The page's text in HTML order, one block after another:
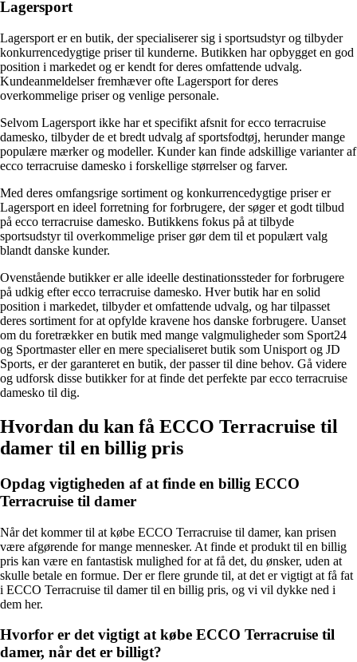
Lagersport
Lagersport er en butik, der specialiserer sig i sportsudstyr og tilbyder
konkurrencedygtige priser til kunderne. Butikken har opbygget en god
position i markedet og er kendt for deres omfattende udvalg.
Kundeanmeldelser fremhæver ofte Lagersport for deres
overkommelige priser og venlige personale.
Selvom Lagersport ikke har et specifikt afsnit for ecco terracruise
damesko, tilbyder de et bredt udvalg af sportsfodtøj, herunder mange
populære mærker og modeller. Kunder kan finde adskillige varianter af
ecco terracruise damesko i forskellige størrelser og farver.
Med deres omfangsrige sortiment og konkurrencedygtige priser er
Lagersport en ideel forretning for forbrugere, der søger et godt tilbud
på ecco terracruise damesko. Butikkens fokus på at tilbyde
sportsudstyr til overkommelige priser gør dem til et populært valg
blandt danske kunder.
Ovenstående butikker er alle ideelle destinationssteder for forbrugere
på udkig efter ecco terracruise damesko. Hver butik har en solid
position i markedet, tilbyder et omfattende udvalg, og har tilpasset
deres sortiment for at opfylde kravene hos danske forbrugere. Uanset
om du foretrækker en butik med mange valgmuligheder som Sport24
og Sportmaster eller en mere specialiseret butik som Unisport og JD
Sports, er der garanteret en butik, der passer til dine behov. Gå videre
og udforsk disse butikker for at finde det perfekte par ecco terracruise
damesko til dig.
Hvordan du kan få ECCO Terracruise til
damer til en billig pris
Opdag vigtigheden af at finde en billig ECCO
Terracruise til damer
Når det kommer til at købe ECCO Terracruise til damer, kan prisen
være afgørende for mange mennesker. At finde et produkt til en billig
pris kan være en fantastisk mulighed for at få det, du ønsker, uden at
skulle betale en formue. Der er flere grunde til, at det er vigtigt at få fat
i ECCO Terracruise til damer til en billig pris, og vi vil dykke ned i
dem her.
Hvorfor er det vigtigt at købe ECCO Terracruise til
damer, når det er billigt?